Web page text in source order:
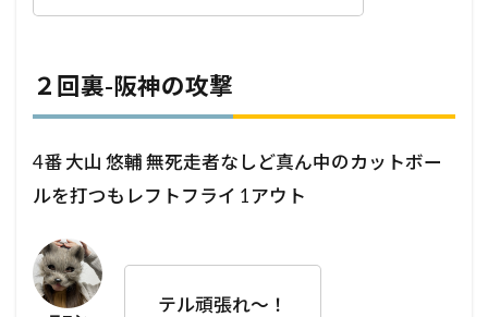
２回裏-阪神の攻撃
4番 大山 悠輔 無死走者なしど真ん中のカットボー
ルを打つもレフトフライ 1アウト
テル頑張れ～！